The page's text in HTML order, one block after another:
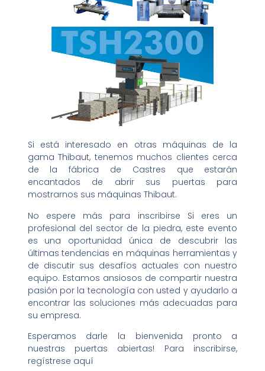
Si está interesado en otras máquinas de la
gama Thibaut, tenemos muchos clientes cerca
de la fábrica de Castres que estarán
encantados de abrir sus puertas para
mostrarnos sus máquinas Thibaut.
No espere más para inscribirse Si eres un
profesional del sector de la piedra, este evento
es una oportunidad única de descubrir las
últimas tendencias en máquinas herramientas y
de discutir sus desafíos actuales con nuestro
equipo. Estamos ansiosos de compartir nuestra
pasión por la tecnología con usted y ayudarlo a
encontrar las soluciones más adecuadas para
su empresa.
Esperamos darle la bienvenida pronto a
nuestras puertas abiertas! Para inscribirse,
regístrese aquí